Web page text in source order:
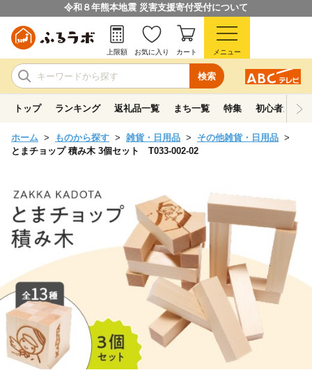
令和８年熊本地震 災害支援寄付受付について
検索
上限額 お気に入り カート メニュー
トップ ランキング 返礼品一覧 まち一覧 特集 初心者ガイド
ホーム ものから探す 雑貨・日用品
その他雑貨・日用品
とまチョップ 積み木 3個セット T033-002-02